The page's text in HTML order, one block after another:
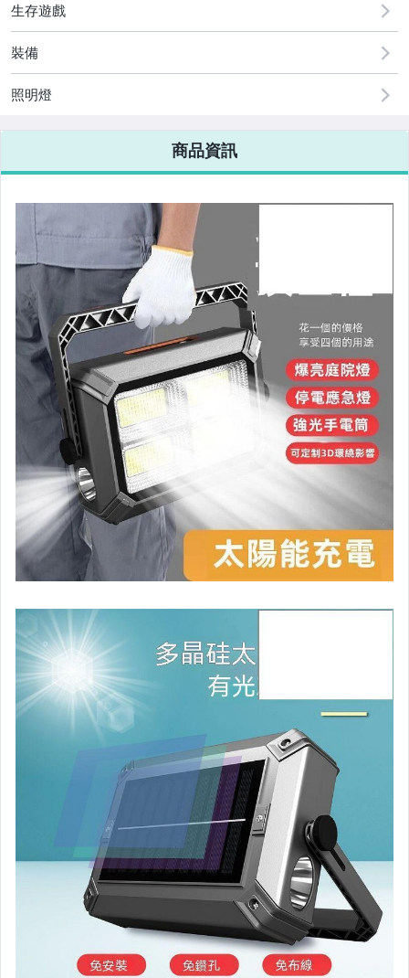
手機、配件與通訊
美容保養與彩妝
電腦、平板與周邊
嬰幼兒與孕婦
汽機車精品百貨
居家、家具與園藝
玩具、模型與公仔
男性精品與服飾
女裝與服飾配件
偶像、球員卡與郵幣
手錶與飾品配件
女包精品與女鞋
家電與影音視聽
生存遊戲
裝備
照明燈
商品資訊